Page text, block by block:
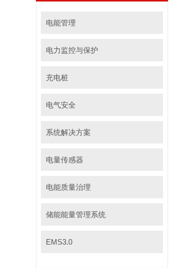
电能管理
电力监控与保护
充电桩
电气安全
系统解决方案
电量传感器
电能质量治理
储能能量管理系统
EMS3.0